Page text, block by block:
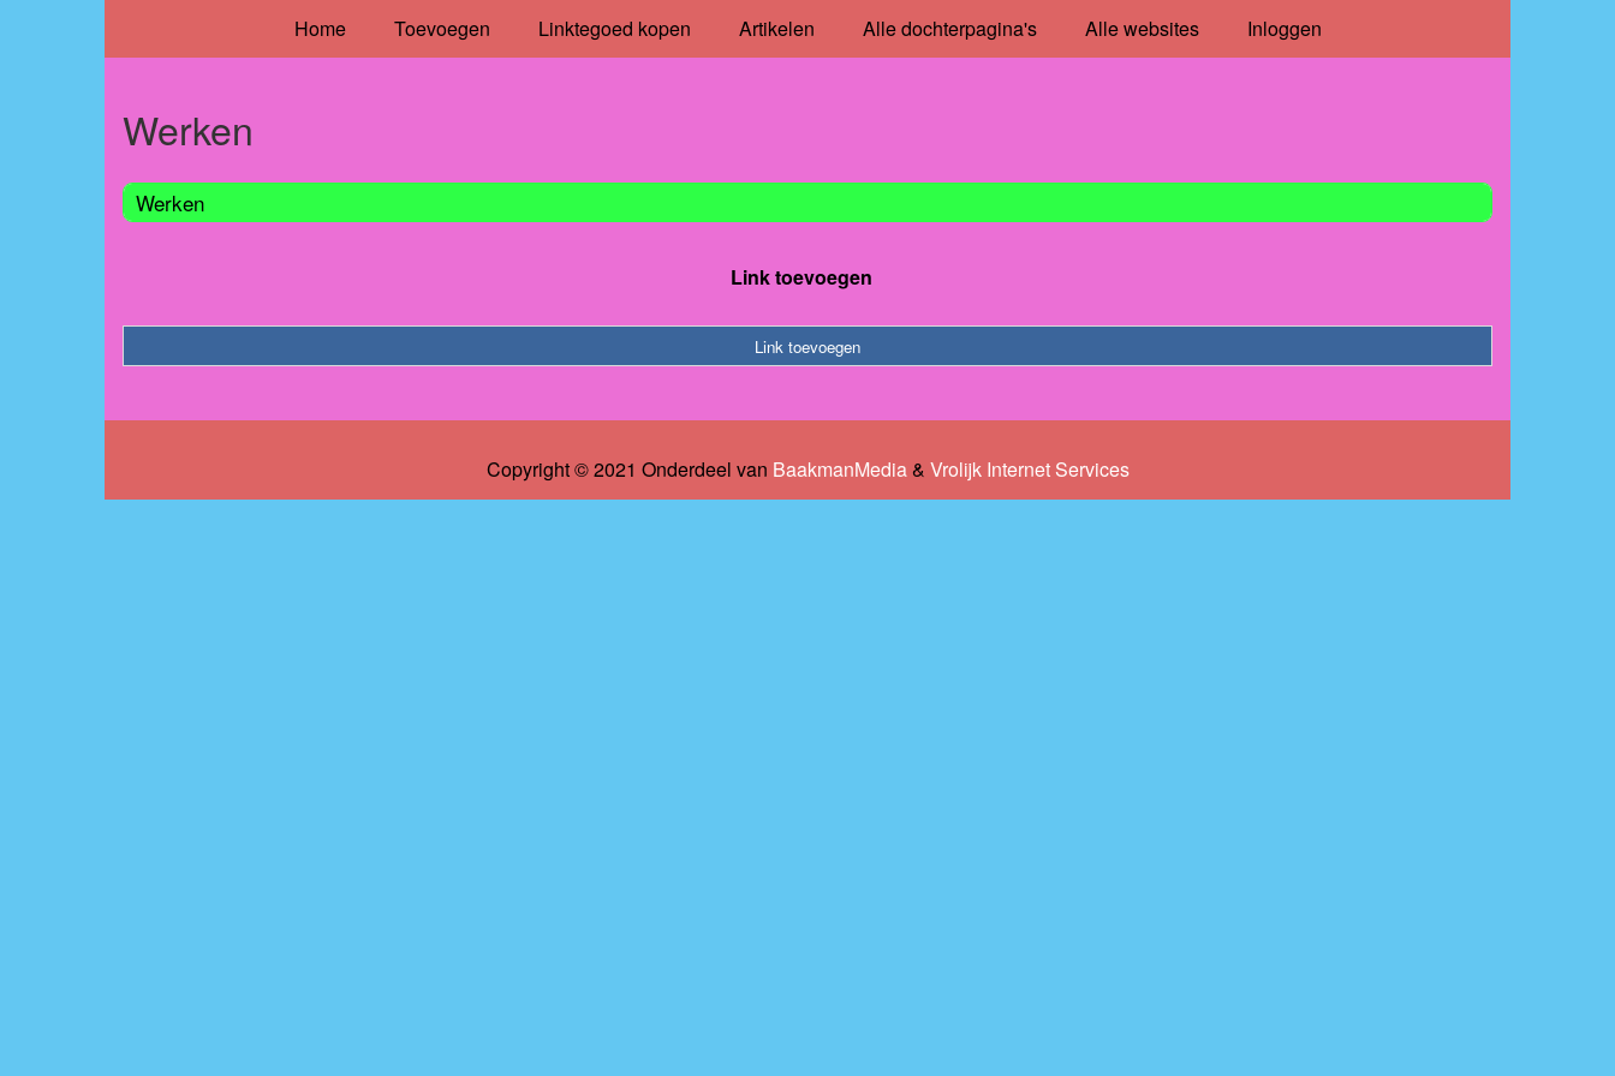
Home Toevoegen Linktegoed kopen Artikelen Alle dochterpagina's Alle websites Inloggen
Werken
Werken
Link toevoegen
Link toevoegen
Copyright © 2021 Onderdeel van BaakmanMedia& Vrolijk Internet Services